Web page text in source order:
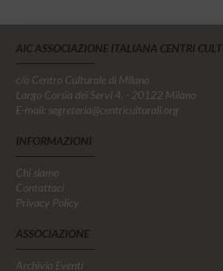
AIC ASSOCIAZIONE ITALIANA CENTRI
c/o Centro Culturale di Milano
Largo Corsia dei Servi 4, - 20122 Milano
E-mail: segreteria@centriculturali.org
INFORMAZIONI
Chi siamo
Contattaci
Privacy Policy
ASSOCIAZIONE
Archivio Eventi